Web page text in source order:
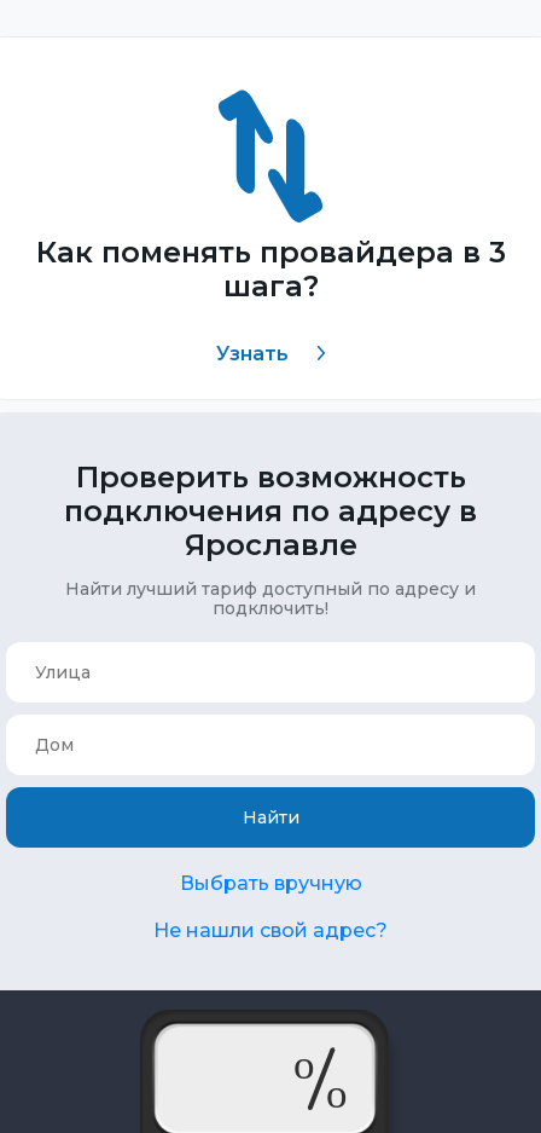
Как поменять провайдера в 3
шага?
Узнать
Проверить возможность
подключения по адресу в
Ярославле
Найти лучший тариф доступный по адресу и
подключить!
Найти
Выбрать вручную
Не нашли свой адрес?